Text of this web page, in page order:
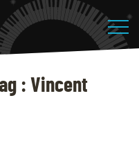
: Vincent